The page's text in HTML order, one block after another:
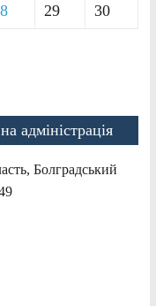
29 30
адміністрація
Болградський